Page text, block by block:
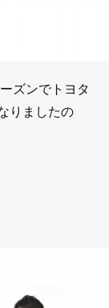
ズンでトヨタ
りましたの